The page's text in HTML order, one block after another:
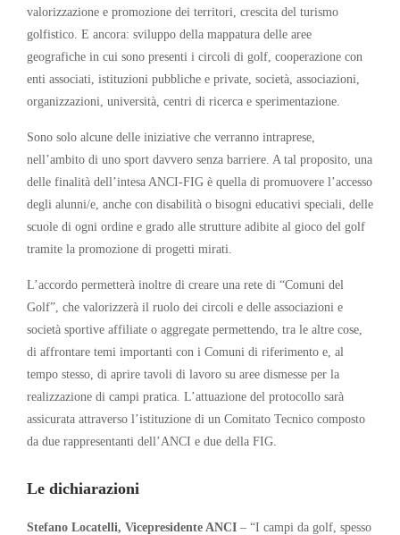
valorizzazione e promozione dei territori, crescita del turismo
golfistico. E ancora: sviluppo della mappatura delle aree
geografiche in cui sono presenti i circoli di golf, cooperazione con
enti associati, istituzioni pubbliche e private, società, associazioni,
organizzazioni, università, centri di ricerca e sperimentazione.
Sono solo alcune delle iniziative che verranno intraprese,
nell’ambito di uno sport davvero senza barriere. A tal proposito, una
delle finalità dell’intesa ANCI-FIG è quella di promuovere l’accesso
degli alunni/e, anche con disabilità o bisogni educativi speciali, delle
scuole di ogni ordine e grado alle strutture adibite al gioco del golf
tramite la promozione di progetti mirati.
L’accordo permetterà inoltre di creare una rete di “Comuni del
Golf”, che valorizzerà il ruolo dei circoli e delle associazioni e
società sportive affiliate o aggregate permettendo, tra le altre cose,
di affrontare temi importanti con i Comuni di riferimento e, al
tempo stesso, di aprire tavoli di lavoro su aree dismesse per la
realizzazione di campi pratica. L’attuazione del protocollo sarà
assicurata attraverso l’istituzione di un Comitato Tecnico composto
da due rappresentanti dell’ANCI e due della FIG.
Le dichiarazioni
Stefano Locatelli, Vicepresidente ANCI – “I campi da golf, spesso